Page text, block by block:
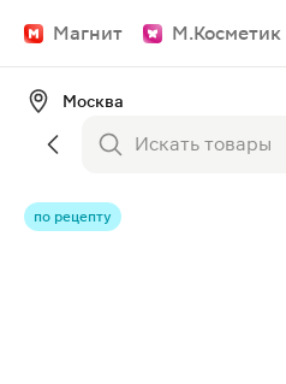
Магнит М.Косметик
Москва
по рецепту